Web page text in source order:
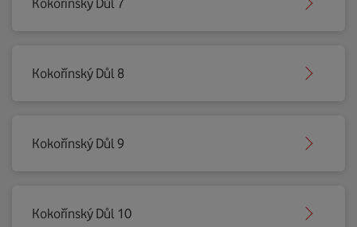
Kokořínský Důl 7
Kokořínský Důl 8
Kokořínský Důl 9
Kokořínský Důl 10